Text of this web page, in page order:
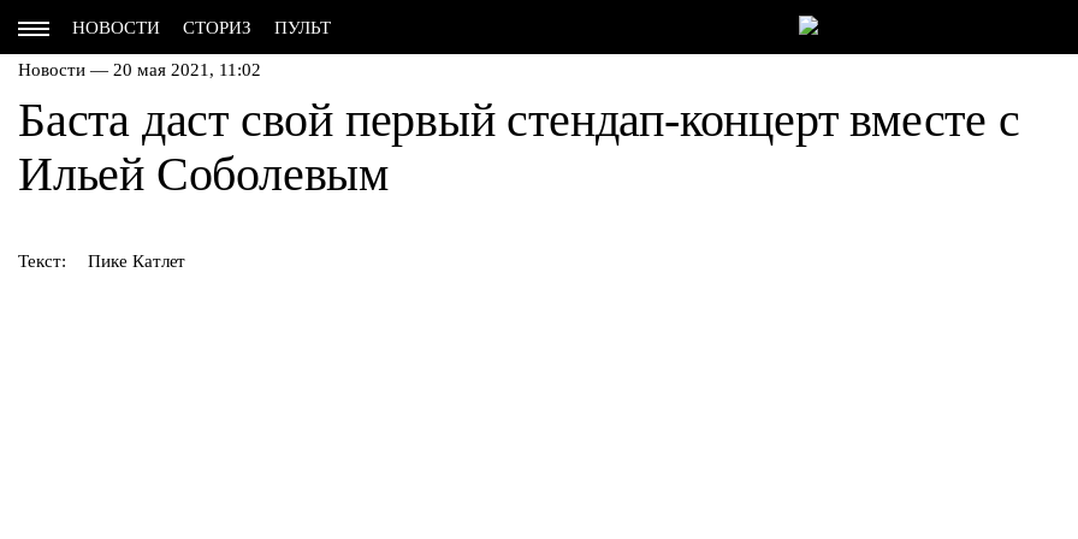
НОВОСТИ СТОРИЗ ПУЛЬТ
Новости — 20 мая 2021, 11:02
Баста даст свой первый стендап-концерт вместе с
Ильей Соболевым
Текст: Пике Катлет